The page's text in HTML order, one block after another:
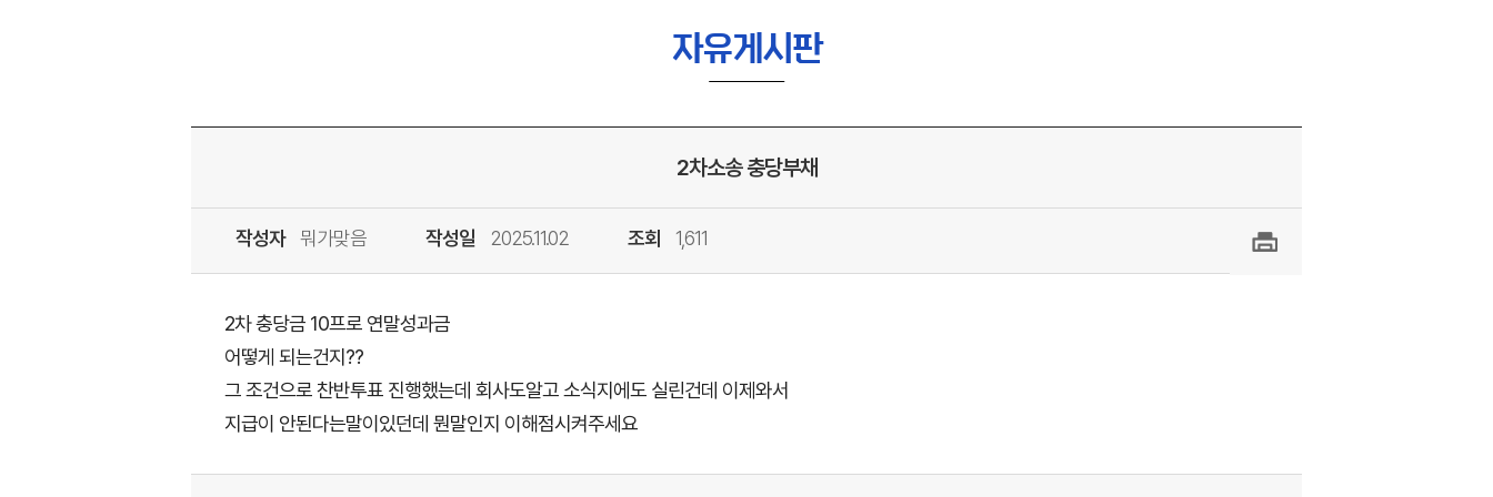
자유게시판
2차소송 충당부채
작성자 뭐가맞음 작성일 2025.11.02 조회 1,611
2차 충당금 10프로 연말성과금
어떻게 되는건지??
그 조건으로 찬반투표 진행했는데 회사도알고 소식지에도 실린건데 이제와서
지급이 안된다는말이있던데 뭔말인지 이해점시켜주세요